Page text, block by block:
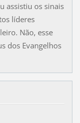
assistiu os sinais
líderes
Não, esse
dos Evangelhos